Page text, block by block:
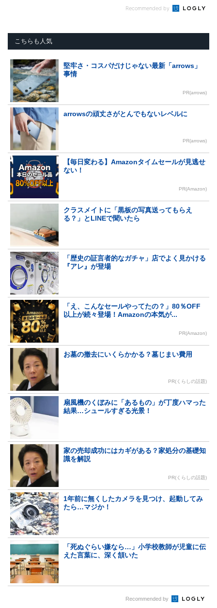
Recommended by
こちらも人気
堅牢さ・コスパだけじゃない最新「arrows」
事情
PR(arrows)
arrowsの頑丈さがとんでもないレベルに
PR(arrows)
【毎日変わる】Amazonタイムセールが見逃せ
ない！
PR(Amazon)
クラスメイトに「黒板の写真送ってもらえ
る？」とLINEで聞いたら
「歴史の証言者的なガチャ」店でよく見かける
『アレ』が登場
「え、こんなセールやってたの？」80％OFF
以上が続々登場！Amazonの本気が...
PR(Amazon)
お墓の撤去にいくらかかる？墓じまい費用
PR(くらしの話題)
扇風機のくぼみに「あるもの」が丁度ハマった
結果…シュールすぎる光景！
家の売却成功にはカギがある？家処分の基礎知
識を解説
PR(くらしの話題)
1年前に無くしたカメラを見つけ、起動してみ
たら…マジか！
「死ぬぐらい嫌なら…」小学校教師が児童に伝
えた言葉に、深く頷いた
Recommended by